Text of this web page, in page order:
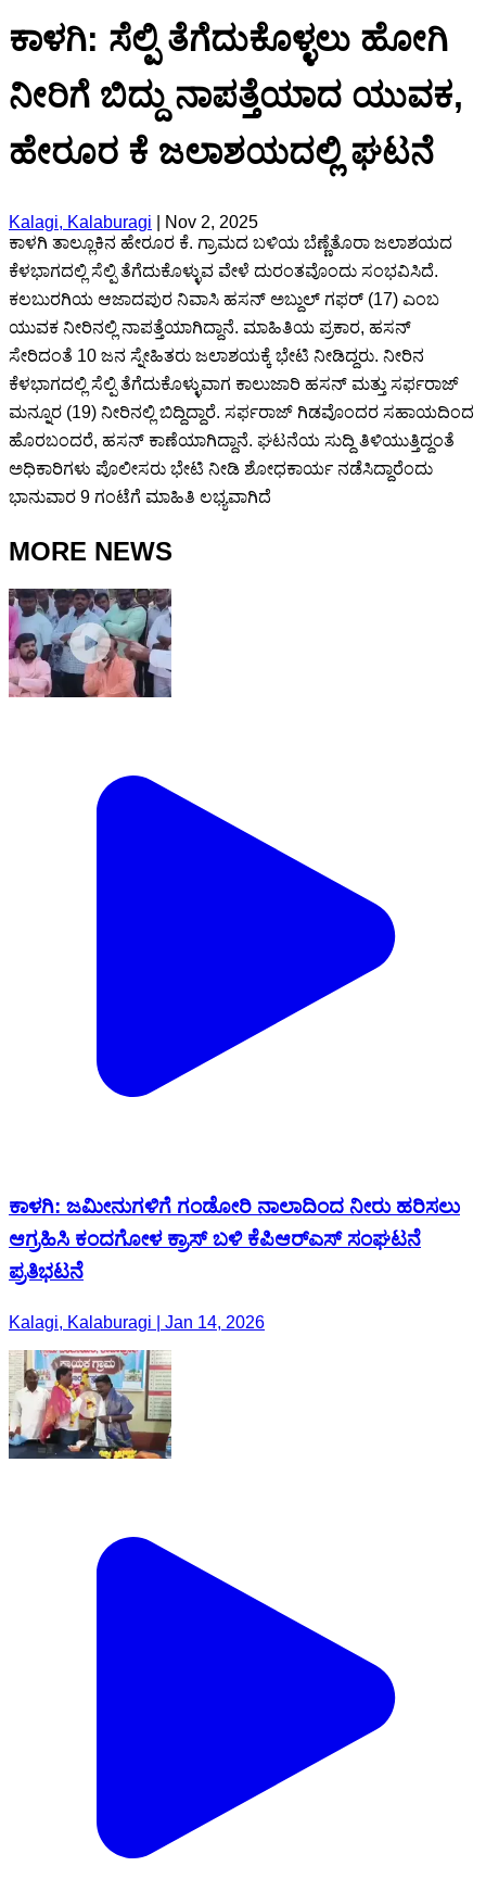
ಕಾಳಗಿ: ಸೆಲ್ಪಿ ತೆಗೆದುಕೊಳ್ಳಲು ಹೋಗಿ
ನೀರಿಗೆ ಬಿದ್ದು ನಾಪತ್ತೆಯಾದ ಯುವಕ,
ಹೇರೂರ ಕೆ ಜಲಾಶಯದಲ್ಲಿ ಘಟನೆ
Kalagi, Kalaburagi
Nov 2, 2025
ಕಾಳಗಿ ತಾಲ್ಲೂಕಿನ ಹೇರೂರ ಕೆ. ಗ್ರಾಮದ ಬಳಿಯ ಬೆಣ್ಣೆತೊರಾ ಜಲಾಶಯದ
ಕೆಳಭಾಗದಲ್ಲಿ ಸೆಲ್ಪಿ ತೆಗೆದುಕೊಳ್ಳುವ ವೇಳೆ ದುರಂತವೊಂದು ಸಂಭವಿಸಿದೆ.
ಕಲಬುರಗಿಯ ಆಜಾದಪುರ ನಿವಾಸಿ ಹಸನ್ ಅಬ್ದುಲ್ ಗಫರ್ (17) ಎಂಬ
ಯುವಕ ನೀರಿನಲ್ಲಿ ನಾಪತ್ತೆಯಾಗಿದ್ದಾನೆ. ಮಾಹಿತಿಯ ಪ್ರಕಾರ, ಹಸನ್
ಸೇರಿದಂತೆ 10 ಜನ ಸ್ನೇಹಿತರು ಜಲಾಶಯಕ್ಕೆ ಭೇಟಿ ನೀಡಿದ್ದರು. ನೀರಿನ
ಕೆಳಭಾಗದಲ್ಲಿ ಸೆಲ್ಪಿ ತೆಗೆದುಕೊಳ್ಳುವಾಗ ಕಾಲುಜಾರಿ ಹಸನ್ ಮತ್ತು ಸರ್ಫರಾಜ್
ಮನ್ನೂರ (19) ನೀರಿನಲ್ಲಿ ಬಿದ್ದಿದ್ದಾರೆ. ಸರ್ಫರಾಜ್ ಗಿಡವೊಂದರ ಸಹಾಯದಿಂದ
ಹೊರಬಂದರೆ, ಹಸನ್ ಕಾಣೆಯಾಗಿದ್ದಾನೆ. ಘಟನೆಯ ಸುದ್ದಿ ತಿಳಿಯುತ್ತಿದ್ದಂತೆ
ಅಧಿಕಾರಿಗಳು ಪೊಲೀಸರು ಭೇಟಿ ನೀಡಿ ಶೋಧಕಾರ್ಯ ನಡೆಸಿದ್ದಾರೆಂದು
ಭಾನುವಾರ 9 ಗಂಟೆಗೆ ಮಾಹಿತಿ‌ ಲಭ್ಯವಾಗಿದೆ
MORE NEWS
ಕಾಳಗಿ: ಜಮೀನುಗಳಿಗೆ ಗಂಡೋರಿ ನಾಲಾದಿಂದ ನೀರು ಹರಿಸಲು
ಆಗ್ರಹಿಸಿ ಕಂದಗೋಳ ಕ್ರಾಸ್ ಬಳಿ ಕೆಪಿಆರ್‌ಎಸ್ ಸಂಘಟನೆ
ಪ್ರತಿಭಟನೆ
Kalagi, Kalaburagi | Jan 14, 2026